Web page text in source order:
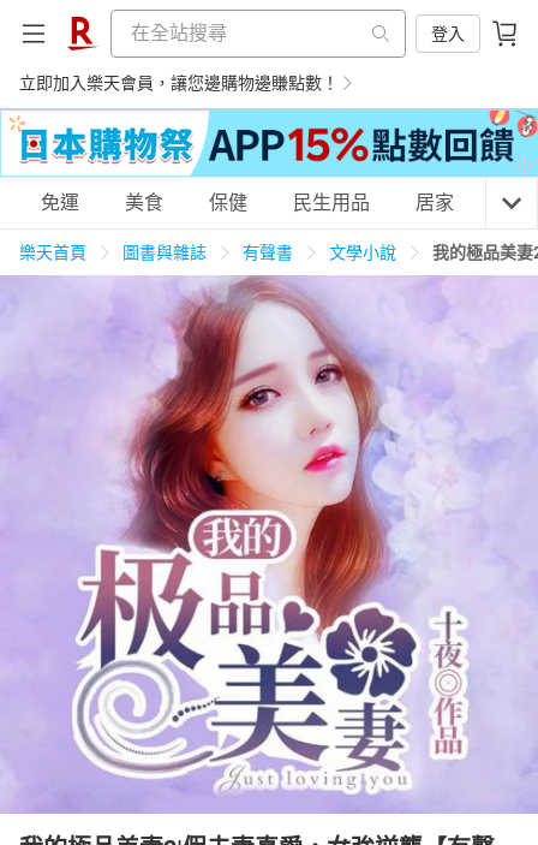
登入
立即加入樂天會員，讓您邊購物邊賺點數！
購物網分類
美食蛋糕 養生保健 民生用品
3C家電 運動休閒 親子玩具
男裝 化妝保養
日本購物 電子/紙本書
HOT
免運 美食 保健 民生用品 居家 3C
樂天首頁 圖書與雜誌 有聲書 文學小說 我的極品美